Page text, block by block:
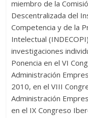
miembro de la
Descentralizada del
Competencia y de la
Intelectual
investigaciones
Ponencia en el VI
Administración
2010, en el VIII
Administración
en el IX Congreso